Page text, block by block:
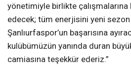
yönetimiyle birlikte çalışmalarına
edecek; tüm enerjisini yeni sezon
Şanlıurfaspor’un başarısına
kulübümüzün yanında duran
camiasına teşekkür ederiz.”